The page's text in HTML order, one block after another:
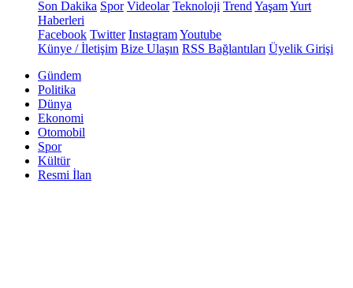
Son Dakika Spor Videolar Teknoloji Trend YaşamYurt
Haberleri
Facebook Twitter InstagramYoutube
Künye / İletişim Bize Ulaşın RSS Bağlantıları Üyelik Girişi
Gündem
Politika
Dünya
Ekonomi
Otomobil
Spor
Kültür
Resmi İlan